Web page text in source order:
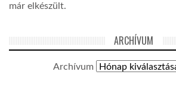
már elkészült.
ARCHÍVUM
Archívum